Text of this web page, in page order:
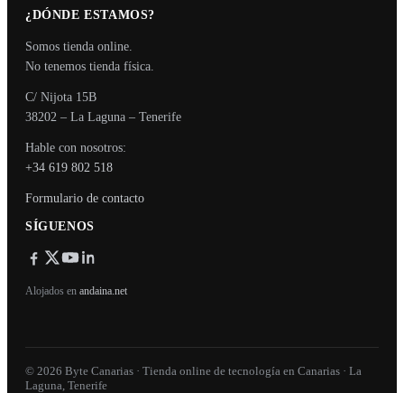
¿DÓNDE ESTAMOS?
Somos tienda online.
No tenemos tienda física.
C/ Nijota 15B
38202 – La Laguna – Tenerife
Hable con nosotros:
+34 619 802 518
Formulario de contacto
SÍGUENOS
Alojados en andaina.net
© 2026 Byte Canarias · Tienda online de tecnología en Canarias · La
Laguna, Tenerife